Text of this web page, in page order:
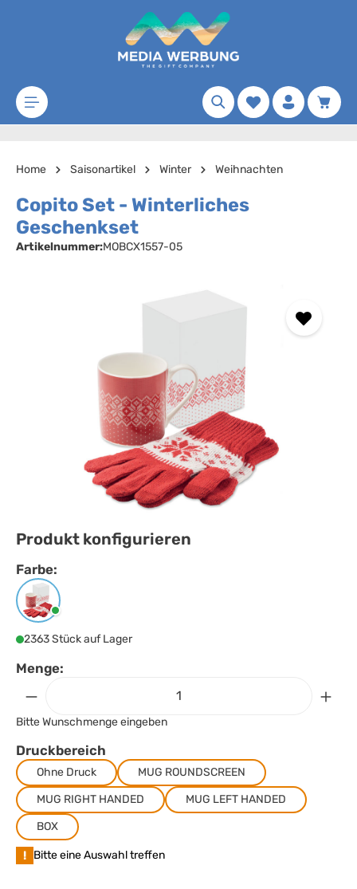
Zum Hauptinhalt springen
Merkzettel
Home Saisonartikel Winter Weihnachten
Copito Set - Winterliches
Geschenkset
Artikelnummer:MOBCX1557-05
Produkt konfigurieren
Farbe:
Farbeauswählen
Rot
2363 Stück auf Lager
Menge:
Bitte Wunschmenge eingeben
Druckbereich
Ohne Druck
MUG ROUNDSCREEN
MUG RIGHT HANDED
MUG LEFT HANDED
BOX
! Bitte eine Auswahl treffen